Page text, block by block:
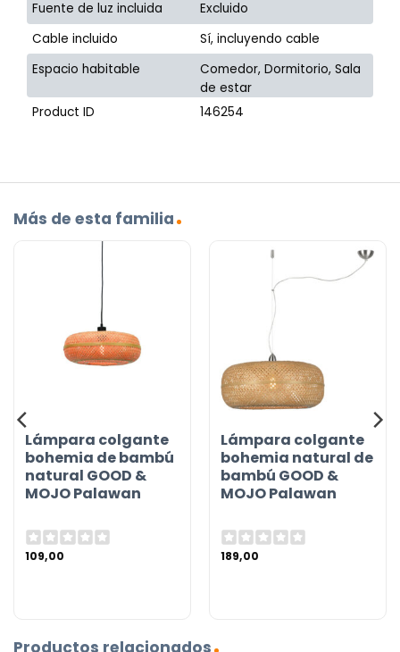
Fuente de luz incluida
Excluido
Cable incluido
Sí, incluyendo cable
Espacio habitable
Comedor, Dormitorio, Sala
de estar
Product ID
146254
Más de esta familia
Lámpara colgante
bohemia de bambú
natural GOOD &
MOJO Palawan
109,00
Lámpara colgante
bohemia natural de
bambú GOOD &
MOJO Palawan
189,00
Productos relacionados